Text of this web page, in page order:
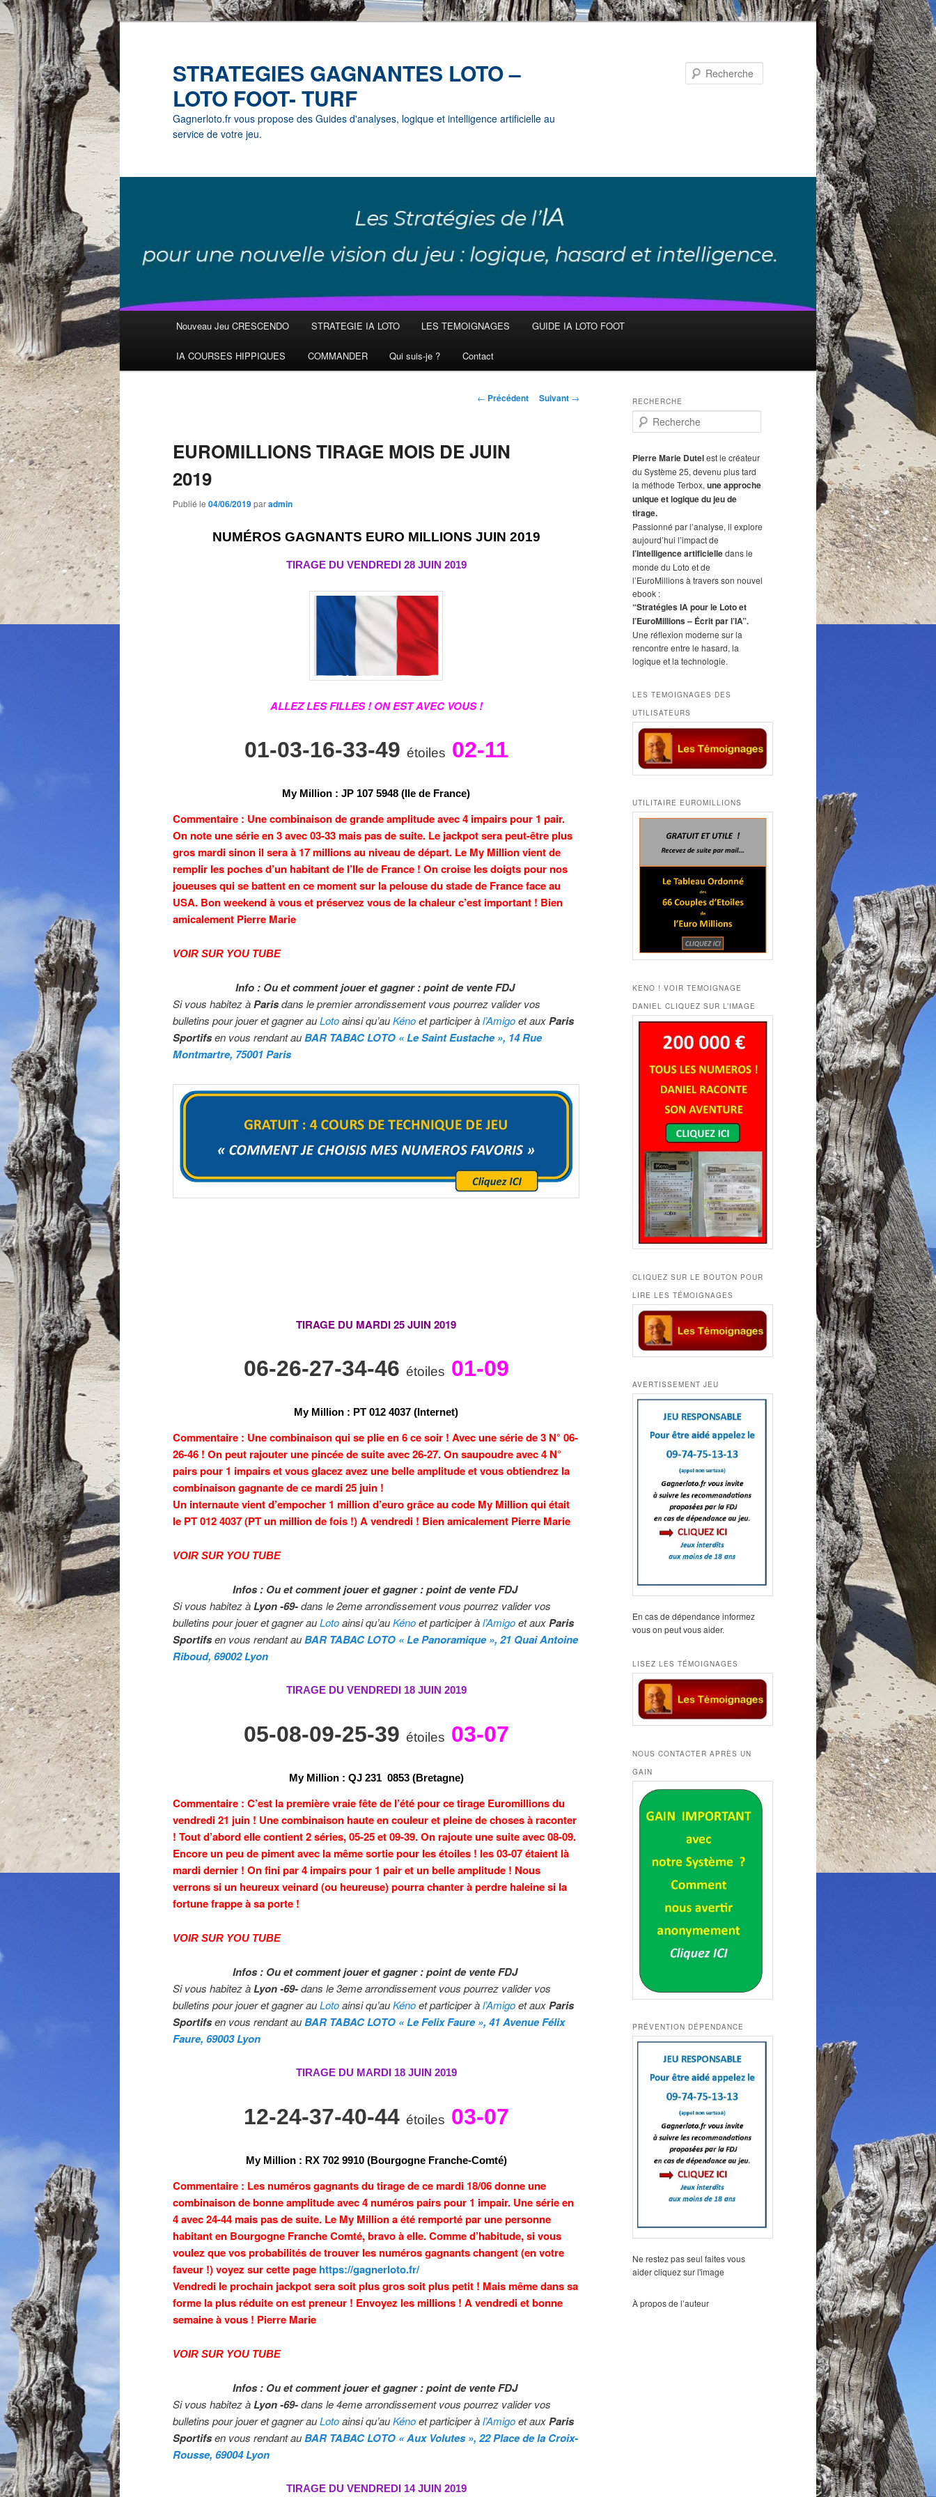
STRATEGIES GAGNANTES LOTO –
LOTO FOOT- TURF
Gagnerloto.fr vous propose des Guides d'analyses, logique et intelligence artificielle au
service de votre jeu.
Aller
au
Nouveau Jeu CRESCENDO STRATEGIE IA LOTO LES TEMOIGNAGES GUIDE IA LOTO FOOT
IA COURSES HIPPIQUES COMMANDER Qui suis-je ? Contact
Navigation
← Précédent Suivant →
EUROMILLIONS TIRAGE MOIS DE JUIN
2019
Publié le 04/06/2019paradmin
NUMÉROS GAGNANTS EURO MILLIONS JUIN 2019
TIRAGE DU VENDREDI 28 JUIN 2019
ALLEZ LES FILLES ! ON EST AVEC VOUS !
01-03-16-33-49 étoiles 02-11
My Million : JP 107 5948 (Ile de France)
Commentaire : Une combinaison de grande amplitude avec 4 impairs pour 1 pair.
On note une série en 3 avec 03-33 mais pas de suite. Le jackpot sera peut-être plus
gros mardi sinon il sera à 17 millions au niveau de départ. Le My Million vient de
remplir les poches d’un habitant de l’Ile de France ! On croise les doigts pour nos
joueuses qui se battent en ce moment sur la pelouse du stade de France face au
USA. Bon weekend à vous et préservez vous de la chaleur c’est important ! Bien
amicalement Pierre Marie
VOIR SUR YOU TUBE
Info : Ou et comment jouer et gagner : point de vente FDJ
Si vous habitez àParisdans le premier arrondissement vous pourrez valider vos
bulletins pour jouer et gagner auLotoainsi qu’auKénoet participer àl’Amigoet auxParis
Sportifsen vous rendant auBAR TABAC LOTO « Le Saint Eustache », 14 Rue
Montmartre, 75001 Paris
TIRAGE DU MARDI 25 JUIN 2019
06-26-27-34-46 étoiles 01-09
My Million : PT 012 4037 (Internet)
Commentaire : Une combinaison qui se plie en 6 ce soir ! Avec une série de 3 N° 06-
26-46 ! On peut rajouter une pincée de suite avec 26-27. On saupoudre avec 4 N°
pairs pour 1 impairs et vous glacez avez une belle amplitude et vous obtiendrez la
combinaison gagnante de ce mardi 25 juin !
Un internaute vient d’empocher 1 million d’euro grâce au code My Million qui était
le PT 012 4037 (PT un million de fois !) A vendredi ! Bien amicalement Pierre Marie
VOIR SUR YOU TUBE
Infos : Ou et comment jouer et gagner : point de vente FDJ
Si vous habitez àLyon -69-dans le 2eme arrondissement vous pourrez valider vos
bulletins pour jouer et gagner auLotoainsi qu’auKénoet participer àl’Amigoet auxParis
Sportifsen vous rendant auBAR TABAC LOTO « Le Panoramique », 21 Quai Antoine
Riboud, 69002 Lyon
TIRAGE DU VENDREDI 18 JUIN 2019
05-08-09-25-39 étoiles 03-07
My Million: QJ 231 0853 (Bretagne)
Commentaire : C’est la première vraie fête de l’été pour ce tirage Euromillions du
vendredi 21 juin ! Une combinaison haute en couleur et pleine de choses à raconter
! Tout d’abord elle contient 2 séries, 05-25 et 09-39. On rajoute une suite avec 08-09.
Encore un peu de piment avec la même sortie pour les étoiles ! les 03-07 étaient là
mardi dernier ! On fini par 4 impairs pour 1 pair et un belle amplitude ! Nous
verrons si un heureux veinard (ou heureuse) pourra chanter à perdre haleine si la
fortune frappe à sa porte !
VOIR SUR YOU TUBE
Infos : Ou et comment jouer et gagner : point de vente FDJ
Si vous habitez àLyon -69-dans le 3eme arrondissement vous pourrez valider vos
bulletins pour jouer et gagner auLotoainsi qu’auKénoet participer àl’Amigoet auxParis
Sportifsen vous rendant auBAR TABAC LOTO « Le Felix Faure », 41 Avenue Félix
Faure, 69003 Lyon
TIRAGE DU MARDI 18 JUIN 2019
12-24-37-40-44 étoiles 03-07
My Million: RX 702 9910 (Bourgogne Franche-Comté)
Commentaire : Les numéros gagnants du tirage de ce mardi 18/06 donne une
combinaison de bonne amplitude avec 4 numéros pairs pour 1 impair. Une série en
4 avec 24-44 mais pas de suite. Le My Million a été remporté par une personne
habitant en Bourgogne Franche Comté, bravo à elle. Comme d’habitude, si vous
voulez que vos probabilités de trouver les numéros gagnants changent (en votre
faveur !) voyez sur cette page https://gagnerloto.fr/
Vendredi le prochain jackpot sera soit plus gros soit plus petit ! Mais même dans sa
forme la plus réduite on est preneur ! Envoyez les millions ! A vendredi et bonne
semaine à vous ! Pierre Marie
VOIR SUR YOU TUBE
Infos : Ou et comment jouer et gagner : point de vente FDJ
Si vous habitez àLyon -69-dans le 4eme arrondissement vous pourrez valider vos
bulletins pour jouer et gagner auLotoainsi qu’auKénoet participer àl’Amigoet auxParis
Sportifsen vous rendant auBAR TABAC LOTO « Aux Volutes », 22 Place de la Croix-
Rousse, 69004 Lyon
TIRAGE DU VENDREDI 14 JUIN 2019
RECHERCHE
e
h
e
r
c
h
e
Pierre Marie Dutelest le créateur
du Système 25, devenu plus tard
la méthode Terbox, une approche
unique et logique du jeu de
tirage.
Passionné par l’analyse, il explore
aujourd’hui l’impact de
l’intelligence artificielledans le
monde du Loto et de
l’EuroMillions à travers son nouvel
ebook :
“Stratégies IA pour le Loto et
l’EuroMillions – Écrit par l’IA”.
Une réflexion moderne sur la
rencontre entre le hasard, la
logique et la technologie.
LES TEMOIGNAGES DES
UTILISATEURS
UTILITAIRE EUROMILLIONS
KENO ! VOIR TEMOIGNAGE
DANIEL CLIQUEZ SUR L’IMAGE
CLIQUEZ SUR LE BOUTON POUR
LIRE LES TÉMOIGNAGES
AVERTISSEMENT JEU
En cas de dépendance informez
vous on peut vous aider.
LISEZ LES TÉMOIGNAGES
NOUS CONTACTER APRÈS UN
GAIN
PRÉVENTION DÉPENDANCE
Ne restez pas seul faites vous
aider cliquez sur l'image
À propos de l’auteur